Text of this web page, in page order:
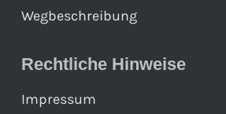
Wegbeschreibung
Rechtliche Hinweise
Impressum